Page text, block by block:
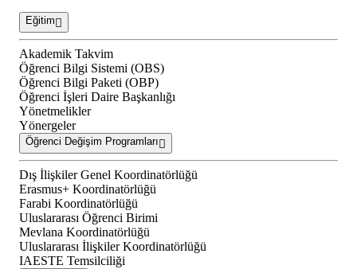
Eğitim
Akademik Takvim
Öğrenci Bilgi Sistemi (OBS)
Öğrenci Bilgi Paketi (OBP)
Öğrenci İşleri Daire Başkanlığı
Yönetmelikler
Yönergeler
Öğrenci Değişim Programları
Dış İlişkiler Genel Koordinatörlüğü
Erasmus+ Koordinatörlüğü
Farabi Koordinatörlüğü
Uluslararası Öğrenci Birimi
Mevlana Koordinatörlüğü
Uluslararası İlişkiler Koordinatörlüğü
IAESTE Temsilciliği